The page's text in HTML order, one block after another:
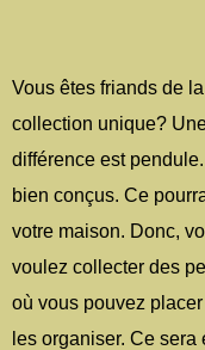
Vous êtes friands de
collection unique?
différence est
bien conçus. Ce
votre maison. Donc,
voulez collecter des
où vous pouvez
les organiser. Ce